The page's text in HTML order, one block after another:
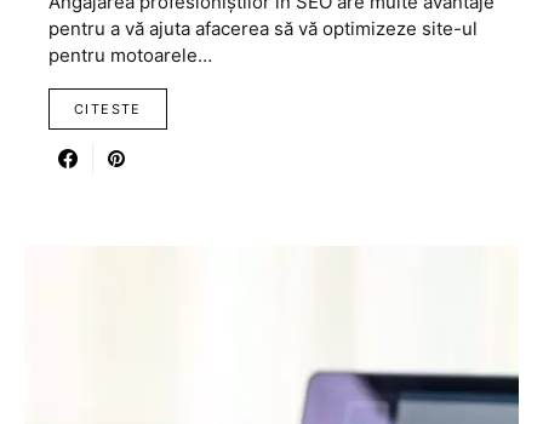
pentru a vă ajuta afacerea să vă optimizeze site-ul
pentru motoarele…
CITESTE